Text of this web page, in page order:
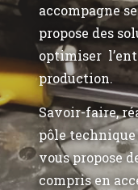
accompagne
propose des
optimiser
production.
Savoir-faire,
pôle technique
vous propose
compris en